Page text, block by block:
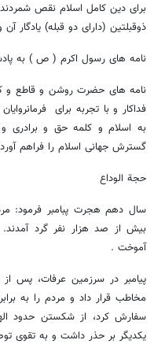
برای دین کامل اسلام نقص
ذوقبلتین (دارای دو قبله) یادگار
نامه های رسول اکرم ( ص ) به
نامه های حضرت روشن و قاطع و
فداکار و با تجربه برای
به اسلام و کلمه حق و برادری
گسترش جهانی اسلام را فراهم
حجة الوداع
سال دهم هجرت پبامبر فرمود:
بیش از صد هزار نفر گرد
آموخت .
پیامبر در سرزمین عرفات، پس از
مخاطب قرار داد و مردم را به
سفارش کرد، از شکستن حدود
یکدیگر بر حذر داشت و به تقوی